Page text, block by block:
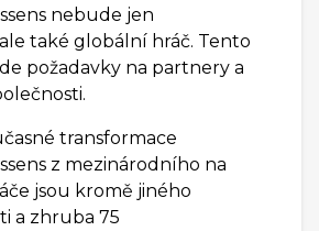
nebude jen
také globální hráč. Tento
požadavky na partnery a
transformace
z mezinárodního na
jsou kromě jiného
a zhruba 75